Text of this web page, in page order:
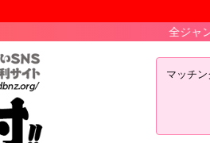
全ジャンル出会いマ
マッチ